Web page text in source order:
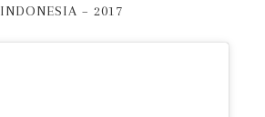
INDONESIA – 2017